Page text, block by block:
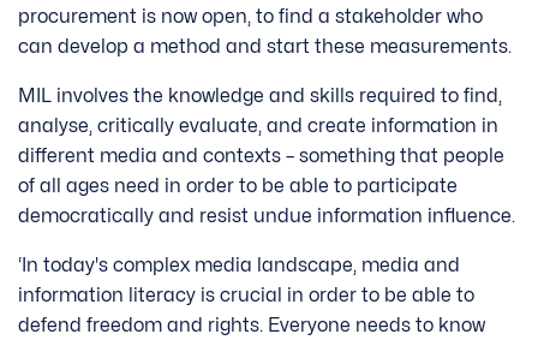
procurement is now open, to find a stakeholder who
can develop a method and start these measurements.
MIL involves the knowledge and skills required to find,
analyse, critically evaluate, and create information in
different media and contexts – something that people
of all ages need in order to be able to participate
democratically and resist undue information influence.
‘In today's complex media landscape, media and
information literacy is crucial in order to be able to
defend freedom and rights. Everyone needs to know